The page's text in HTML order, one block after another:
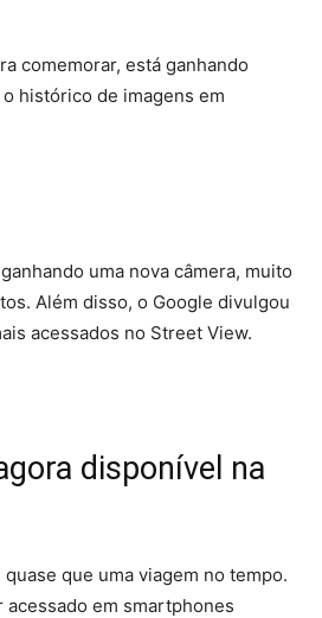
comemorar, está ganhando
histórico de imagens em
uma nova câmera, muito
Além disso, o Google divulgou
acessados no Street View.
disponível na
que uma viagem no tempo.
acessado em smartphones